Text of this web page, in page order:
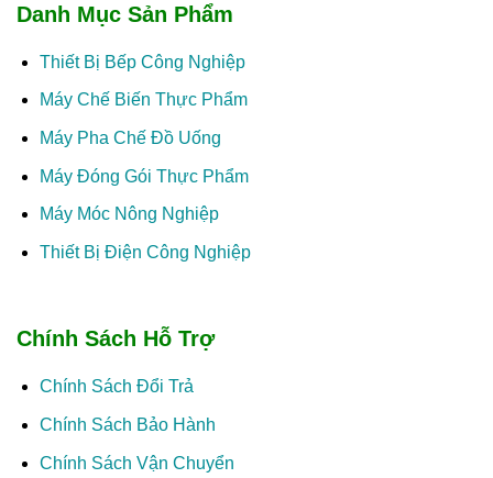
Danh Mục Sản Phẩm
Thiết Bị Bếp Công Nghiệp
Máy Chế Biến Thực Phẩm
Máy Pha Chế Đồ Uống
Máy Đóng Gói Thực Phẩm
Máy Móc Nông Nghiệp
Thiết Bị Điện Công Nghiệp
Chính Sách Hỗ Trợ
Chính Sách Đổi Trả
Chính Sách Bảo Hành
Chính Sách Vận Chuyển